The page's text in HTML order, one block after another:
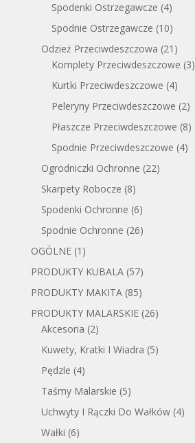
Spodenki Ostrzegawcze (4)
Spodnie Ostrzegawcze (10)
Odzież Przeciwdeszczowa (21)
Komplety Przeciwdeszczowe (3)
Kurtki Przeciwdeszczowe (4)
Peleryny Przeciwdeszczowe (2)
Płaszcze Przeciwdeszczowe (8)
Spodnie Przeciwdeszczowe (4)
Ogrodniczki Ochronne (22)
Skarpety Robocze (8)
Spodenki Ochronne (6)
Spodnie Ochronne (26)
OGÓLNE (1)
PRODUKTY KUBALA (57)
PRODUKTY MAKITA (85)
PRODUKTY MALARSKIE (26)
Akcesoria (2)
Kuwety, Kratki I Wiadra (5)
Pędzle (4)
Taśmy Malarskie (5)
Uchwyty I Rączki Do Wałków (4)
Wałki (6)